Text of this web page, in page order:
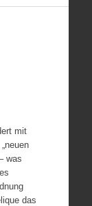
mit
was
das